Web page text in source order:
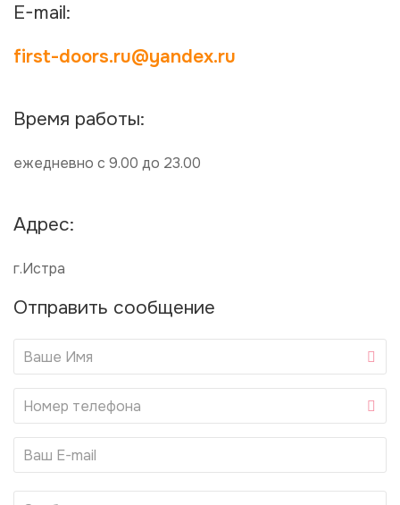
E-mail:
first-doors.ru@yandex.ru
Время работы:
ежедневно с 9.00 до 23.00
Адрес:
г.Истра
Отправить сообщение